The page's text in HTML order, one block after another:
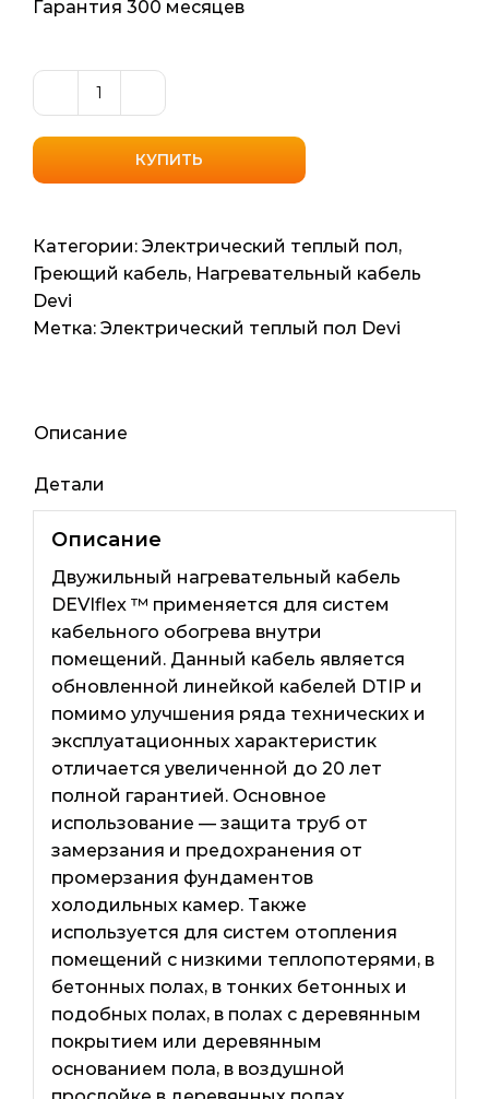
Гарантия 300 месяцев
Количество
товара
Кабель
нагревательный
6T
(Дания)
5м2
КУПИТЬ
Категории: Электрический теплый пол,
Греющий кабель, Нагревательный кабель
Devi
Метка: Электрический теплый пол Devi
Описание
Детали
Описание
Двужильный нагревательный кабель
DEVIflex ™ применяется для систем
кабельного обогрева внутри
помещений. Данный кабель является
обновленной линейкой кабелей DTIP и
помимо улучшения ряда технических и
эксплуатационных характеристик
отличается увеличенной до 20 лет
полной гарантией. Основное
использование — защита труб от
замерзания и предохранения от
промерзания фундаментов
холодильных камер. Также
используется для систем отопления
помещений с низкими теплопотерями, в
бетонных полах, в тонких бетонных и
подобных полах, в полах с деревянным
покрытием или деревянным
основанием пола, в воздушной